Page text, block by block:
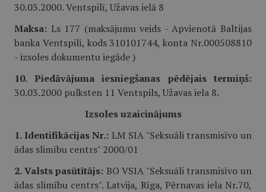
30.03.2000. Ventspilī, Užavas ielā 8
Maksa: Ls 177 (maksājumu veids - Apvienotā Baltijas
banka Ventspilī, kods 310101744, konta Nr.000508810
- izsoles dokumentu iegāde )
10. Piedāvājuma iesniegšanas pēdējais termiņš:
30.03.2000 pulksten 11 Ventspils, Užavas iela 8.
Izsoles uzaicinājums
1. Identifikācijas Nr.: LM SIA "Seksuāli transmisīvo un
ādas slimību centrs" 2000/01
2. Valsts pasūtītājs: BO VSIA "Seksuāli transmisīvo un
ādas slimību centrs". Latvija, Rīga, Pērnavas iela Nr.70,